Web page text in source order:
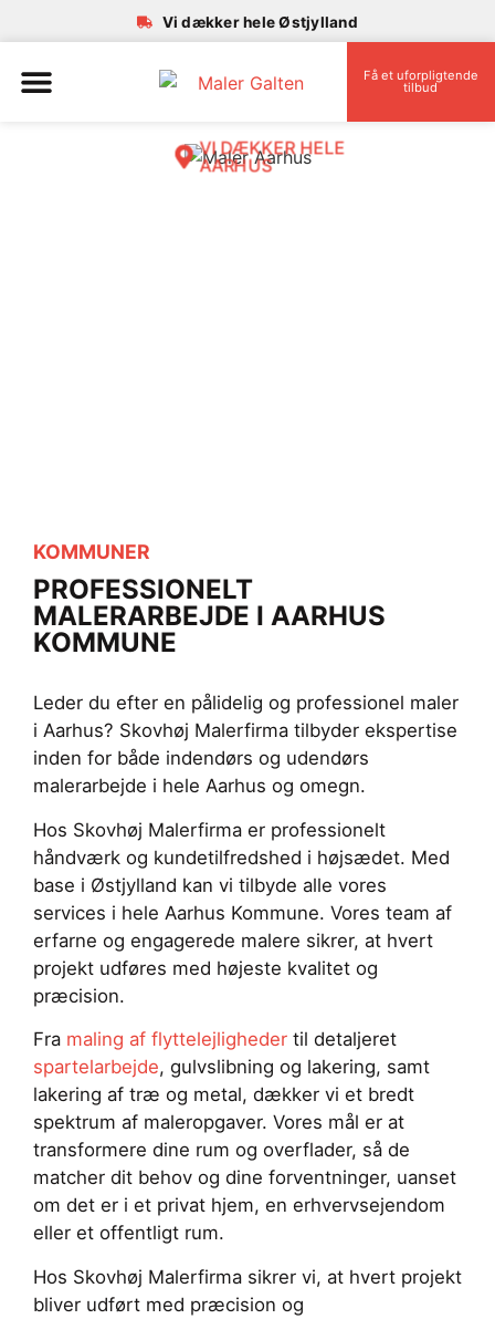
Vi dækker hele Østjylland
Få et uforpligtende
tilbud
KOMMUNER
PROFESSIONELT
MALERARBEJDE I AARHUS
KOMMUNE
Leder du efter en pålidelig og professionel maler
i Aarhus? Skovhøj Malerfirma tilbyder ekspertise
inden for både indendørs og udendørs
malerarbejde i hele Aarhus og omegn.
Hos Skovhøj Malerfirma er professionelt
håndværk og kundetilfredshed i højsædet. Med
base i Østjylland kan vi tilbyde alle vores
services i hele Aarhus Kommune. Vores team af
erfarne og engagerede malere sikrer, at hvert
projekt udføres med højeste kvalitet og
præcision.
Fra maling af flyttelejligheder til detaljeret
spartelarbejde, gulvslibning og lakering, samt
lakering af træ og metal, dækker vi et bredt
spektrum af maleropgaver. Vores mål er at
transformere dine rum og overflader, så de
matcher dit behov og dine forventninger, uanset
om det er i et privat hjem, en erhvervsejendom
eller et offentligt rum.
Hos Skovhøj Malerfirma sikrer vi, at hvert projekt
bliver udført med præcision og
VI DÆKKER HELE
AARHUS